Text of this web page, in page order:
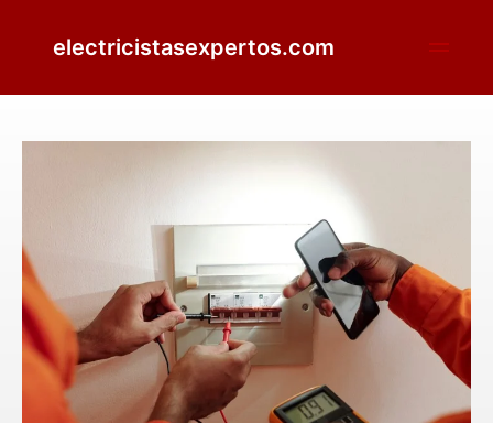
electricistasexpertos.com